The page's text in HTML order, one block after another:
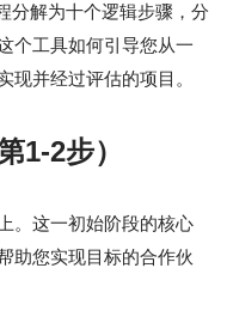
分解为十个逻辑步骤，分
个工具如何引导您从一
现并经过评估的项目。
1-2步）
。这一初始阶段的核心
助您实现目标的合作伙